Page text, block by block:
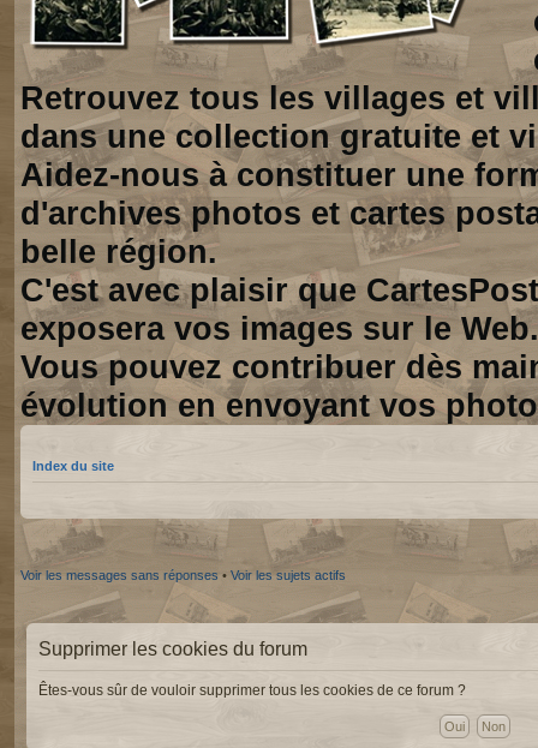
Retrouvez tous les villages et
dans une collection gratuite et
Aidez-nous à constituer une
d'archives photos et cartes
belle région.
C'est avec plaisir que
exposera vos images sur le Web.
Vous pouvez contribuer dès
évolution en envoyant vos
Index du site
Voir les messages sans réponses • Voir les sujets actifs
Supprimer les cookies du forum
Êtes-vous sûr de vouloir supprimer tous les cookies de ce forum ?